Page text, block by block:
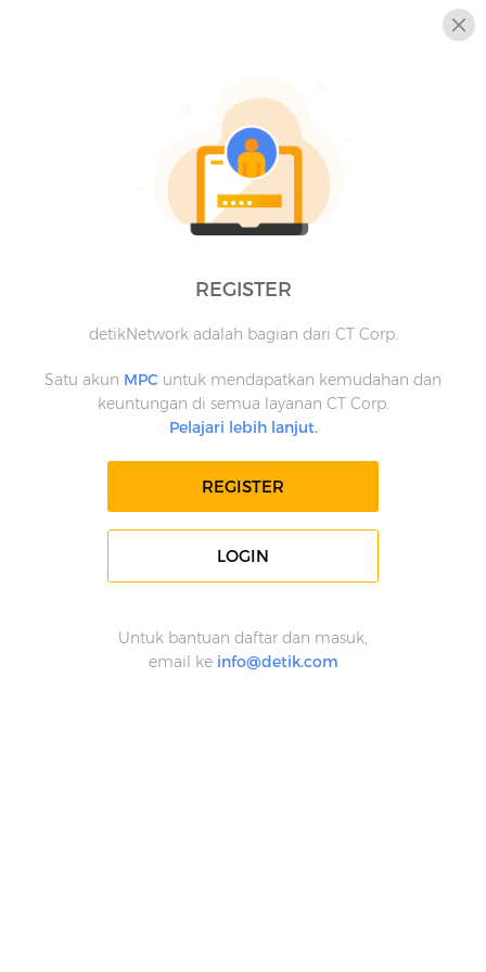
REGISTER
detikNetwork adalah bagian dari CT Corp.
Satu akun MPC untuk mendapatkan kemudahan dan
keuntungan di semua layanan CT Corp.
Pelajari lebih lanjut.
REGISTER
LOGIN
Untuk bantuan daftar dan masuk,
email ke info@detik.com